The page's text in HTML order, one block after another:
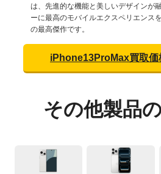
は、先進的な機能と美しいデザインが
ーに最高のモバイルエクスペリエンス
の最高傑作です。
iPhone13ProMax買取価
その他製品